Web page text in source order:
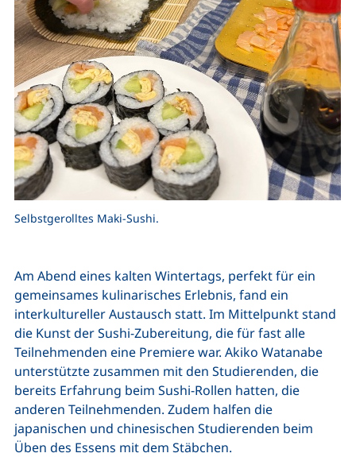
Selbstgerolltes Maki-Sushi.
Am Abend eines kalten Wintertags, perfekt für ein
gemeinsames kulinarisches Erlebnis, fand ein
interkultureller Austausch statt. Im Mittelpunkt stand
die Kunst der Sushi-Zubereitung, die für fast alle
Teilnehmenden eine Premiere war. Akiko Watanabe
unterstützte zusammen mit den Studierenden, die
bereits Erfahrung beim Sushi-Rollen hatten, die
anderen Teilnehmenden. Zudem halfen die
japanischen und chinesischen Studierenden beim
Üben des Essens mit dem Stäbchen.